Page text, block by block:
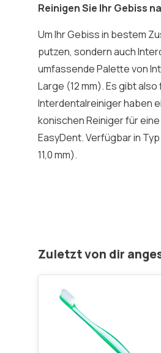
Reinigen Sie Ihr Gebiss
Um Ihr Gebiss in bestem
putzen, sondern auch
umfassende Palette von
Large (12 mm). Es gibt
Interdentalreiniger haben
konischen Reiniger für
EasyDent. Verfügbar in
11,0 mm).
Zuletzt von dir